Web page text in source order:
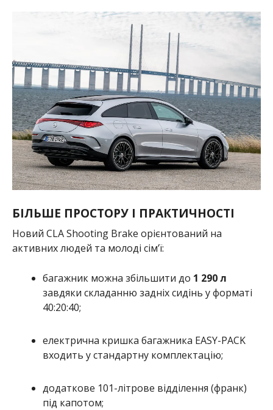
БІЛЬШЕ ПРОСТОРУ І ПРАКТИЧНОСТІ
Новий CLA Shooting Brake орієнтований на
активних людей та молоді сім’ї:
багажник можна збільшити до 1 290 л
завдяки складанню задніх сидінь у форматі
40:20:40;
електрична кришка багажника EASY-PACK
входить у стандартну комплектацію;
додаткове 101-літрове відділення (франк)
під капотом;